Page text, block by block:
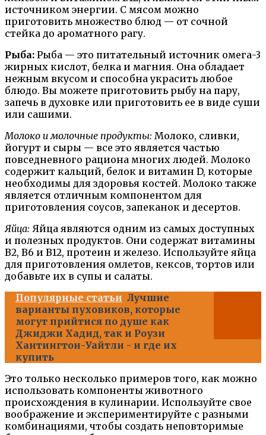
источником энергии. С мясом можно
приготовить множество блюд — от сочной
стейка до ароматного рагу.
Рыба: Рыба — это питательный источник омега-3
жирных кислот, белка и магния. Она обладает
нежным вкусом и способна украсить любое
блюдо. Вы можете приготовить рыбу на пару,
запечь в духовке или приготовить ее в виде суши
или сашими.
Молоко и молочные продукты: Молоко, сливки,
йогурт и сыры — все это является частью
повседневного рациона многих людей. Молоко
содержит кальций, белок и витамин D, которые
необходимы для здоровья костей. Молоко также
является отличным компонентом для
приготовления соусов, запеканок и десертов.
Яйца: Яйца являются одним из самых доступных
и полезных продуктов. Они содержат витамины
В2, В6 и В12, протеин и железо. Используйте яйца
для приготовления омлетов, кексов, тортов или
добавьте их в супы и салаты.
Популярные статьи Лучшие
варианты пуховиков, которые
могут прийтися по душе как
Джиджи Хадид, так и Роузи
Хантингтон-Уайтли - и где их
купить
Это только несколько примеров того, как можно
использовать компоненты животного
происхождения в кулинарии. Используйте свое
воображение и экспериментируйте с разными
комбинациями, чтобы создать неповторимые